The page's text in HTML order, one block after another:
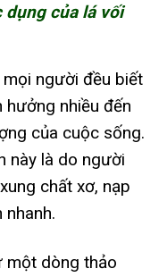
dụng của lá vối
người đều biết
hưởng nhiều đến
của cuộc sống.
này là do người
chất xơ, nạp
một dòng thảo